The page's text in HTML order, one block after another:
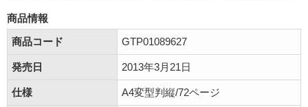
商品情報
商品コード
GTP01089627
発売日 2013年3月21日
仕様 A4変型判縦/72ページ